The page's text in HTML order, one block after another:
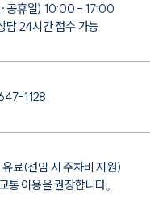
공휴일) 10:00 - 17:00
담 24시간 접수 가능
1128
료(선임 시 주차비 지원)
통 이용을 권장합니다。